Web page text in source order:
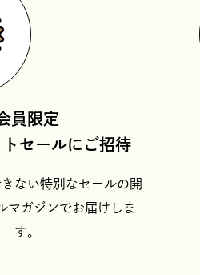
員限定
セールにご招待
ない特別なセールの開
マガジンでお届けしま
す。